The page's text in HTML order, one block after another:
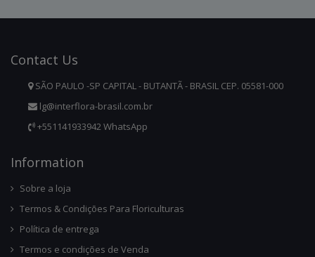
Contact Us
SÃO PAULO -SP CAPITAL - BUTANTÃ - BRASIL CEP. 05581-000
lg@interflora-brasil.com.br
+551141933942 WhatsApp
InforMation
Sobre a loja
Termos & Condições Para Floriculturas
Política de entrega
Termos e condições de Venda